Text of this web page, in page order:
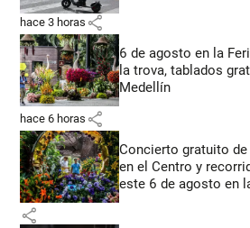
hace 3 horas share
6 de agosto en la
la trova, tablados
Medellín
hace 6 horas share
Concierto gratuito
en el Centro y
este 6 de agosto en
share